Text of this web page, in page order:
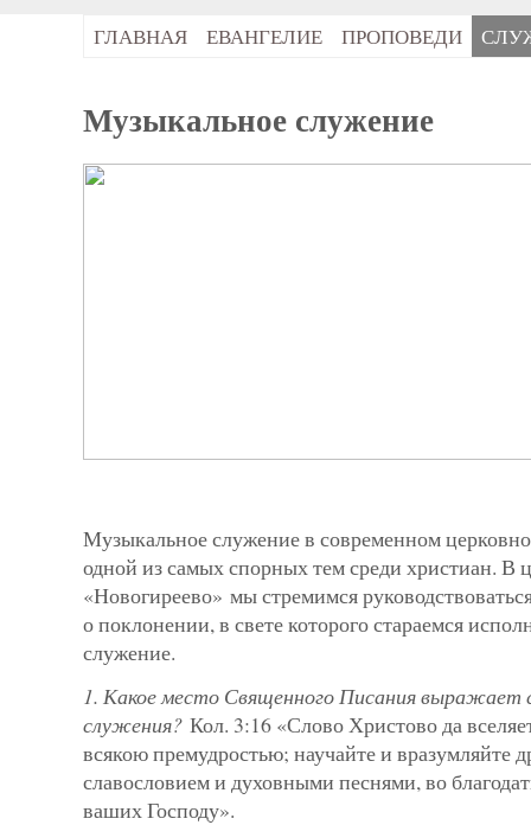
ГЛАВНАЯ ЕВАНГЕЛИЕ ПРОПОВЕДИ
Музыкальное служение
Музыкальное служение в совре­менном
одной из самых спорных тем среди христиан. В
«Новогиреево» мы стремимся
о поклонении, в свете которого стараемся
служение.
1.​ Какое место Священного Писания выражает
служения? Кол. 3:16 «Слово Христово да
всякою премудростью; научайте и вразумляйте
славословием и духовными песнями, во
ваших Господу».